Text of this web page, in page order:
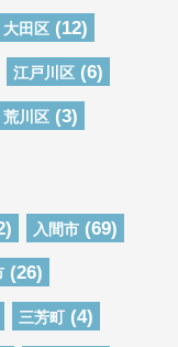
大田区 (12)
江戸川区 (6)
荒川区 (3)
入間市 (69)
(26)
三芳町 (4)